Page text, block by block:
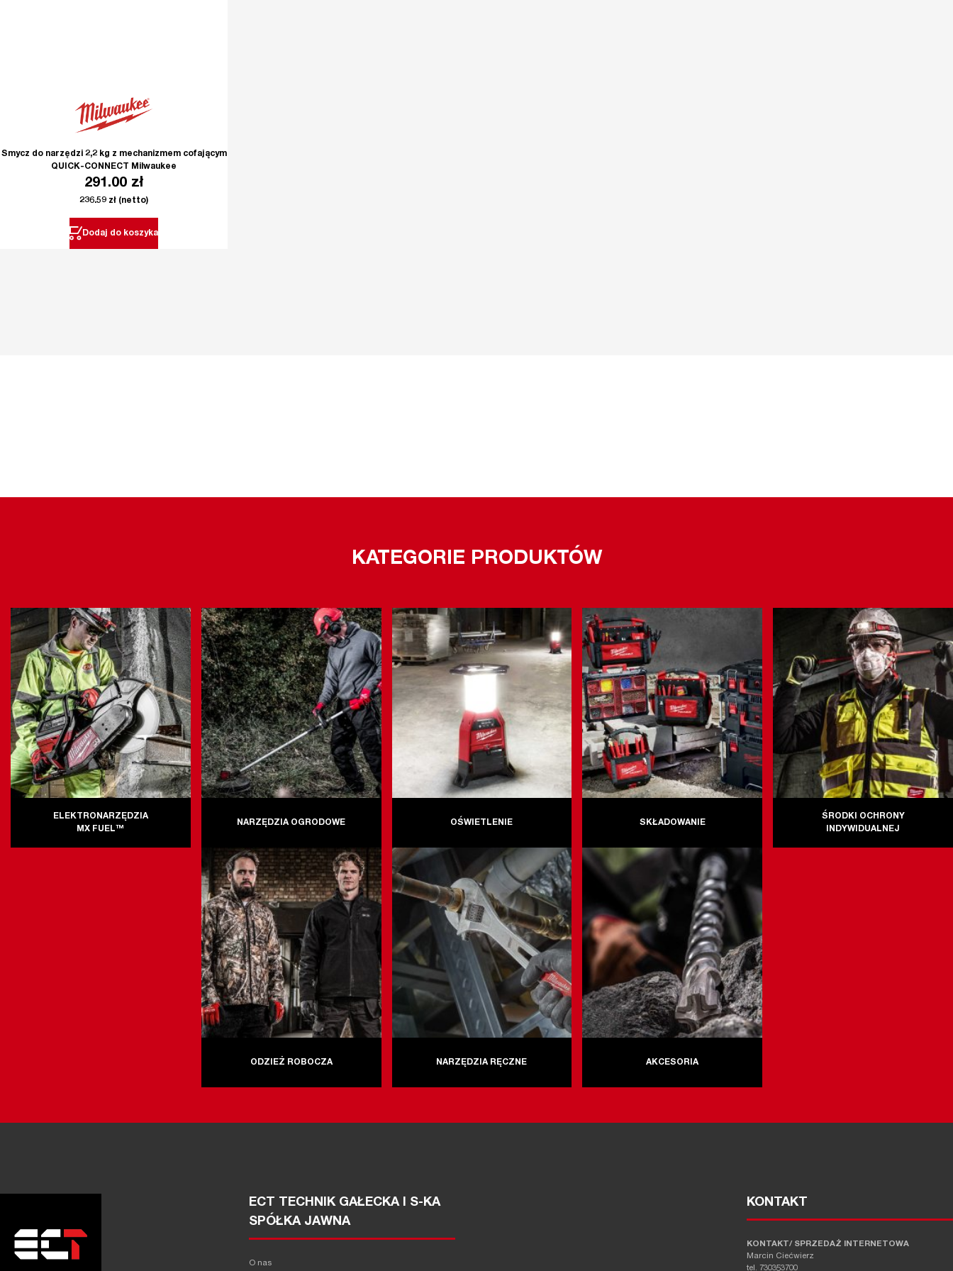
Smycz do narzędzi 2,2 kg z mechanizmem cofającym
QUICK-CONNECT Milwaukee
291.00 zł
236.59 zł (netto)
Dodaj do koszyka
KATEGORIE PRODUKTÓW
ELEKTRONARZĘDZIA
MX FUEL™
NARZĘDZIA OGRODOWE OŚWIETLENIE SKŁADOWANIE
ŚRODKI OCHRONY
INDYWIDUALNEJ
ODZIEŻ ROBOCZA NARZĘDZIA RĘCZNE AKCESORIA
ECT TECHNIK GAŁECKA I S-KA
SPÓŁKA JAWNA
O nas
KONTAKT
KONTAKT/ SPRZEDAŻ INTERNETOWA
Marcin Ciećwierz
tel. 730353700